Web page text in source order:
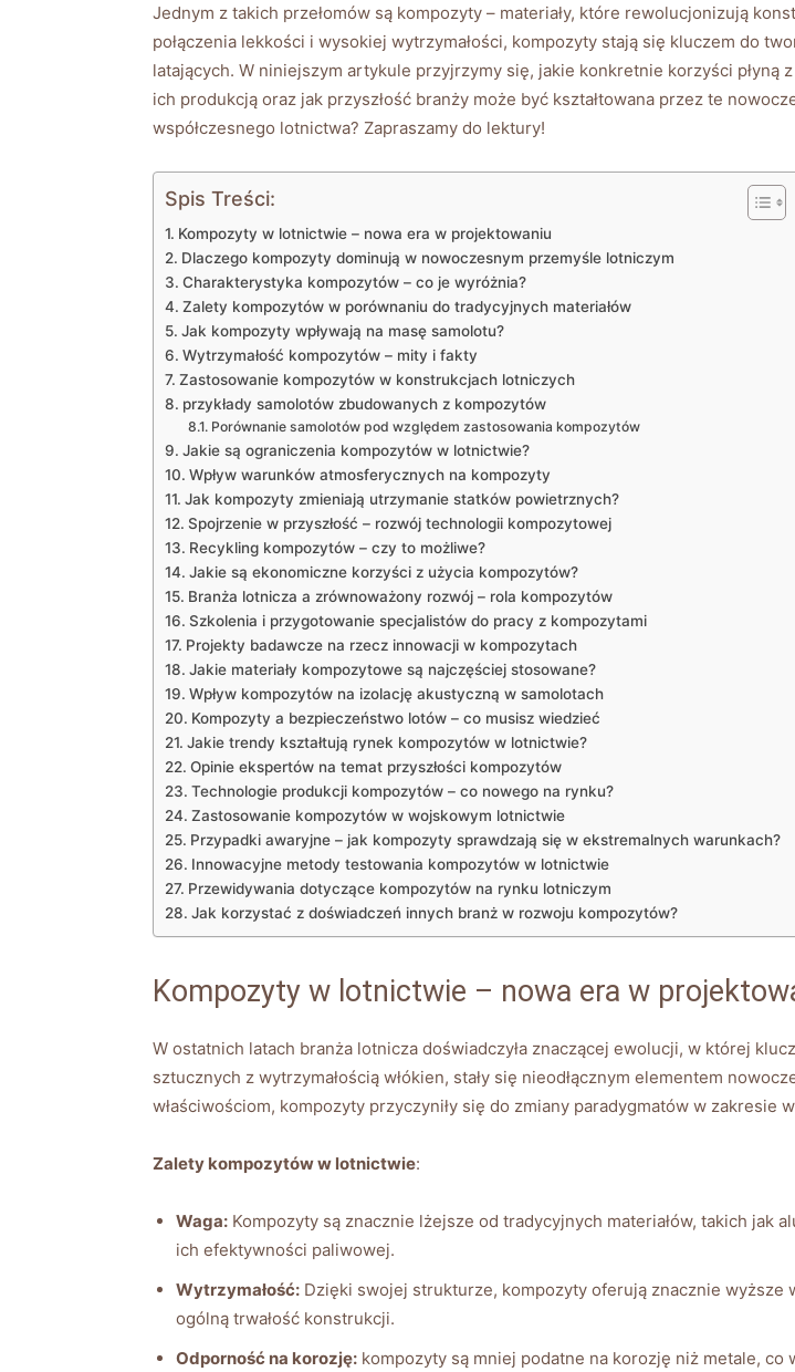
Jednym z takich przełomów są kompozyty – materiały, które rewolucjonizują
połączenia lekkości i wysokiej wytrzymałości, kompozyty stają się kluczem do
latających. W niniejszym artykule przyjrzymy się, jakie konkretnie korzyści
ich produkcją oraz jak przyszłość branży może być kształtowana przez te
współczesnego lotnictwa? Zapraszamy do lektury!
Spis Treści:
Kompozyty w lotnictwie – nowa era w projektowaniu
Dlaczego kompozyty dominują w nowoczesnym przemyśle lotniczym
Charakterystyka kompozytów – co je wyróżnia?
Zalety kompozytów w porównaniu do tradycyjnych materiałów
Jak kompozyty wpływają na masę samolotu?
Wytrzymałość kompozytów – mity i fakty
Zastosowanie kompozytów w konstrukcjach lotniczych
przykłady samolotów zbudowanych z kompozytów
Porównanie samolotów pod względem zastosowania kompozytów
Jakie są ograniczenia kompozytów w lotnictwie?
Wpływ warunków atmosferycznych na kompozyty
Jak kompozyty zmieniają utrzymanie statków powietrznych?
Spojrzenie w przyszłość – rozwój technologii kompozytowej
Recykling kompozytów – czy to możliwe?
Jakie są ekonomiczne korzyści z użycia kompozytów?
Branża lotnicza a zrównoważony rozwój – rola kompozytów
Szkolenia i przygotowanie specjalistów do pracy z kompozytami
Projekty badawcze na rzecz innowacji w kompozytach
Jakie materiały kompozytowe są najczęściej stosowane?
Wpływ kompozytów na izolację akustyczną w samolotach
Kompozyty a bezpieczeństwo lotów – co musisz wiedzieć
Jakie trendy kształtują rynek kompozytów w lotnictwie?
Opinie ekspertów na temat przyszłości kompozytów
Technologie produkcji kompozytów – co nowego na rynku?
Zastosowanie kompozytów w wojskowym lotnictwie
Przypadki awaryjne – jak kompozyty sprawdzają się w ekstremalnych warunkach?
Innowacyjne metody testowania kompozytów w lotnictwie
Przewidywania dotyczące kompozytów na rynku lotniczym
Jak korzystać z doświadczeń innych branż w rozwoju kompozytów?
Kompozyty w lotnictwie – nowa era w
W ostatnich latach branża lotnicza doświadczyła znaczącej ewolucji, w której
sztucznych z wytrzymałością włókien, stały się nieodłącznym elementem
właściwościom, kompozyty przyczyniły się do zmiany paradygmatów w zakresie
Zalety kompozytów w lotnictwie:
Waga: Kompozyty są znacznie lżejsze od tradycyjnych materiałów, takich
ich efektywności paliwowej.
Wytrzymałość: Dzięki swojej strukturze, kompozyty oferują znacznie wyższe
ogólną trwałość konstrukcji.
Odporność na korozję: kompozyty są mniej podatne na korozję niż metale, co